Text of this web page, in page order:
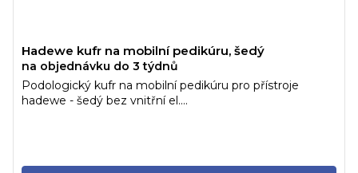
Hadewe kufr na mobilní pedikúru, šedý
na objednávku do 3 týdnů
Podologický kufr na mobilní pedikúru pro přístroje
hadewe - šedý bez vnitřní el....